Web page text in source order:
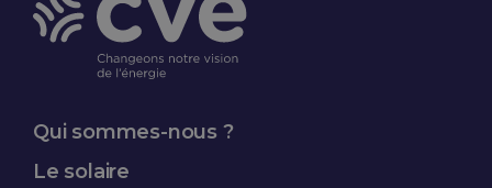
Qui sommes-nous ?
Le solaire